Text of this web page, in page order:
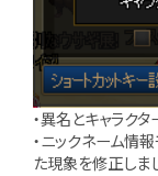
・異名とキャラク
・ニックネーム情
た現象を修正しま